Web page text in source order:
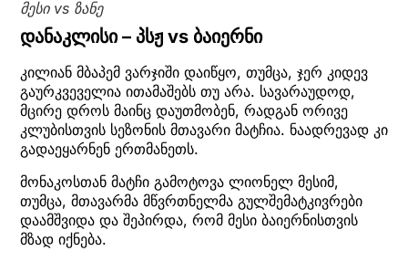
მესი vs ზანე
დანაკლისი – პსჟ vs ბაიერნი
კილიან მბაპემ ვარჯიში დაიწყო, თუმცა, ჯერ კიდევ
გაურკვეველია ითამაშებს თუ არა. სავარაუდოდ,
მცირე დროს მაინც დაუთმობენ, რადგან ორივე
კლუბისთვის სეზონის მთავარი მატჩია. ნაადრევად კი
გადაეყარნენ ერთმანეთს.
მონაკოსთან მატჩი გამოტოვა ლიონელ მესიმ,
თუმცა, მთავარმა მწვრთნელმა გულშემატკივრები
დაამშვიდა და შეპირდა, რომ მესი ბაიერნისთვის
მზად იქნება.